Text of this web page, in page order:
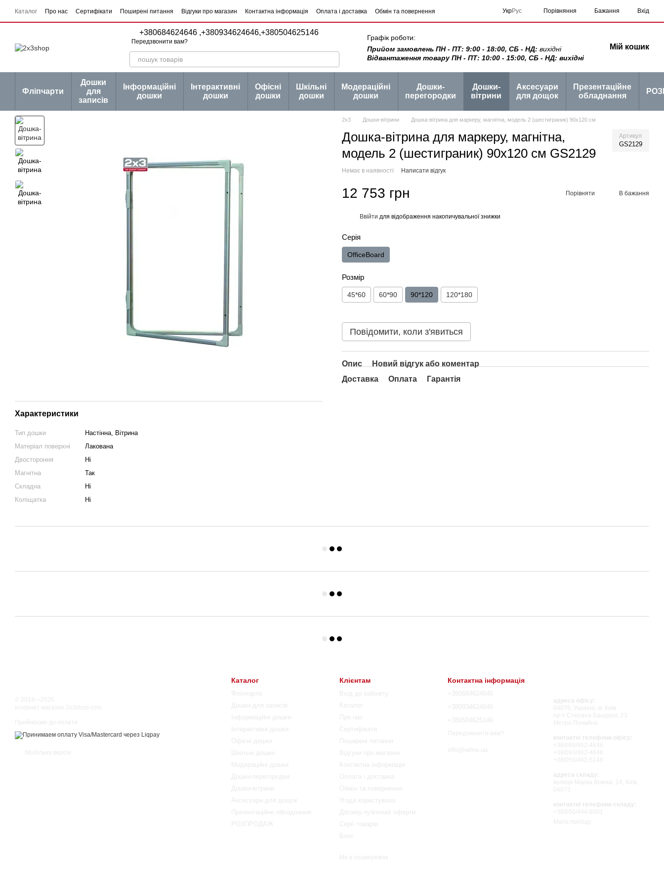
Перейти до основного контенту
Каталог Про нас Сертифікати Поширені питання Відгуки про магазин Контактна інформація Оплата і доставка
Обмін та повернення
Угода користувача
Договір публічної оферти Серії товарів Блог
УкрРус Порівняння Бажання Вхід
+380684624646 ,+380934624646,+380504625146
Передзвонити вам?
Графік роботи:
Прийом замовлень ПН - ПТ: 9:00 - 18:00, СБ - НД: вихідні
Відвантаження товару ПН - ПТ: 10:00 - 15:00, СБ - НД: вихідні
Мій кошик
Фліпчарти
Дошки
для
записів
Інформаційні
дошки
Інтерактивні
дошки
Офісні
дошки
Шкільні
дошки
Модераційні
дошки
Дошки-
перегородки
Дошки-
вітрини
Аксесуари
для дощок
Презентаційне
обладнання
Характеристики
Тип дошки
Настінна, Вітрина
Матеріал поверхні
Лакована
Двостороння
Ні
Магнітна
Так
Складна
Ні
Коліщатка
Ні
2х3 Дошки-вітрини Дошка-вітрина для маркеру, магнітна, модель 2 (шестиграник) 90х120 см
Дошка-вітрина для маркеру, магнітна,
модель 2 (шестиграник) 90х120 см GS2129
Артикул
GS2129
Немає в наявності Написати відгук
12 753 грн Порівняти В бажання
Ввійти для відображення накопичувальної знижки
Серія
OfficeBoard
Розмір
45*60 60*90 90*120 120*180
Повідомити, коли з'явиться
Опис
Новий відгук або коментар
Доставка
Оплата Гарантія
© 2014—2026
інтернет-магазин 2x3shop.com
Приймаємо до оплати
Мобільна версія
Каталог
Фліпчарти
Дошки для записів
Інформаційні дошки
Інтерактивні дошки
Офісні дошки
Шкільні дошки
Модераційні дошки
Дошки-перегородки
Дошки-вітрини
Аксесуари для дощок
Презентаційне обладнання
РОЗПРОДАЖ
Клієнтам
Вхід до кабінету
Каталог
Про нас
Сертифікати
Поширені питання
Відгуки про магазин
Контактна інформація
Оплата і доставка
Обмін та повернення
Угода користувача
Договір публічної оферти
Серії товарів
Блог
Ми в соцмережах
Контактна інформація
+380684624646
+380934624646
+380504625146
Передзвонити вам?
info@wilno.ua
адреса офісу:
04076, Україна, м. Київ
пр-т Степана Бандери, 23
Метро Почайна
контактні телефони офісу:
+38/068/462-4646
+38/093/462-4646
+38/050/462-5146
адреса складу:
вулиця Марка Вовчка, 14, Київ,
04073
контактні телефони складу:
+38/050/444-8001
Мапа проїзду